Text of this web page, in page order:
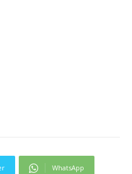
WhatsApp